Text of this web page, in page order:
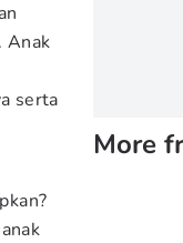
Anak
serta
More